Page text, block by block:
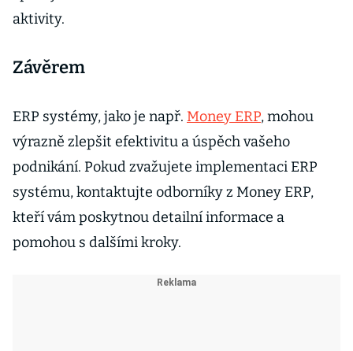
aktivity.
Závěrem
ERP systémy, jako je např. Money ERP, mohou
výrazně zlepšit efektivitu a úspěch vašeho
podnikání. Pokud zvažujete implementaci ERP
systému, kontaktujte odborníky z Money ERP,
kteří vám poskytnou detailní informace a
pomohou s dalšími kroky.